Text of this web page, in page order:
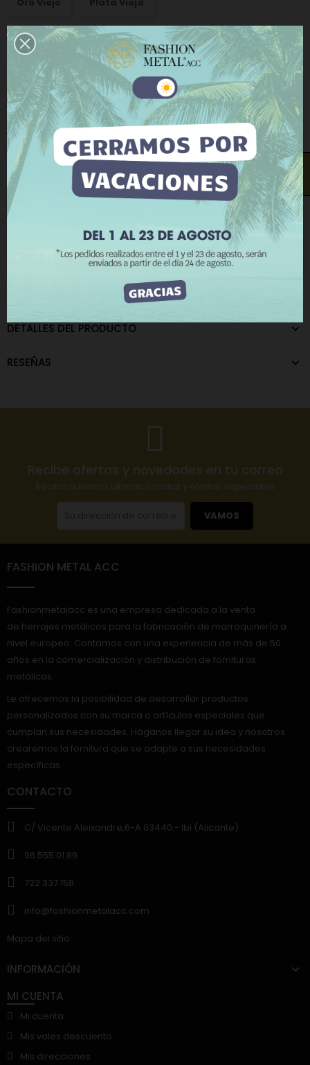
− AÑADIR AL CARRITO
COMPRAR AHORA
Añadir a la lista de deseos Añadir a comparar
La cantidad mínima en el pedido de compra para el producto es
10.
Inicio, OUTLET ,Hebillas Outlet
DETALLES DEL PRODUCTO
RESEÑAS
Este sitio web utiliza cookies propias y de terceros
para mejorar nuestros servicios y mostrarle
publicidad relacionada con sus preferencias
mediante el análisis de sus hábitos de navegación.
Para dar su consentimiento sobre su uso pulse el
botón Acepto.
Más información Personalizar cookies
ACEPTO
¿Te llamamos?
Recibe ofertas y novedades en tu correo
Reciba nuestras últimas noticias y ofertas especiales
VAMOS
FASHION METAL ACC
Fashionmetalacc es una empresa dedicada a la venta
de herrajes metálicos para la fabricación de marroquinería a
nivel europeo. Contamos con una experiencia de más de 50
años en la comercialización y distribución de fornituras
metálicas.
Le ofrecemos la posibilidad de desarrollar productos
personalizados con su marca o artículos especiales que
cumplan sus necesidades. Háganos llegar su idea y nosotros
crearemos la fornitura que se adapte a sus necesidades
específicas.
CONTACTO
C/ Vicente Aleixandre,6-A 03440.- Ibi (Alicante)
96 555 01 89
722 337 158
info@fashionmetalacc.com
Mapa del sitio
INFORMACIÓN
MI CUENTA
Mi cuenta
Mis vales descuento
Mis direcciones